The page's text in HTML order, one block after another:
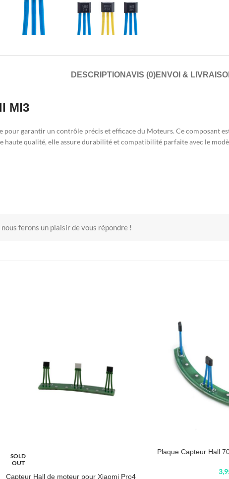
DESCRIPTION AVIS (0)ENVOI &
MI3
garantir un contrôle précis et efficace du Moteurs. Ce composant
haute qualité, elle assure durabilité et compatibilité parfaite avec le
nous ferons un plaisir de vous répondre !
SOLD
OUT
Capteur Hall de moteur pour Xiaomi Pro4
Plaque Capteur Hall